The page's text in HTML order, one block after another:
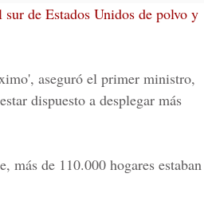
de Estados Unidos de polvo y
aseguró el primer ministro,
dispuesto a desplegar más
más de 110.000 hogares estaban